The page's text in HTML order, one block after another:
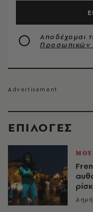
EΠΙΛΟΓΈΣ
Αποδέχομαι
Προσωπικών